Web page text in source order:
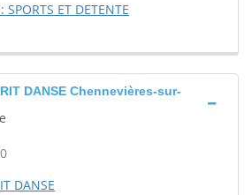
ET DETENTE
DANSE Chennevières-sur-
DANSE